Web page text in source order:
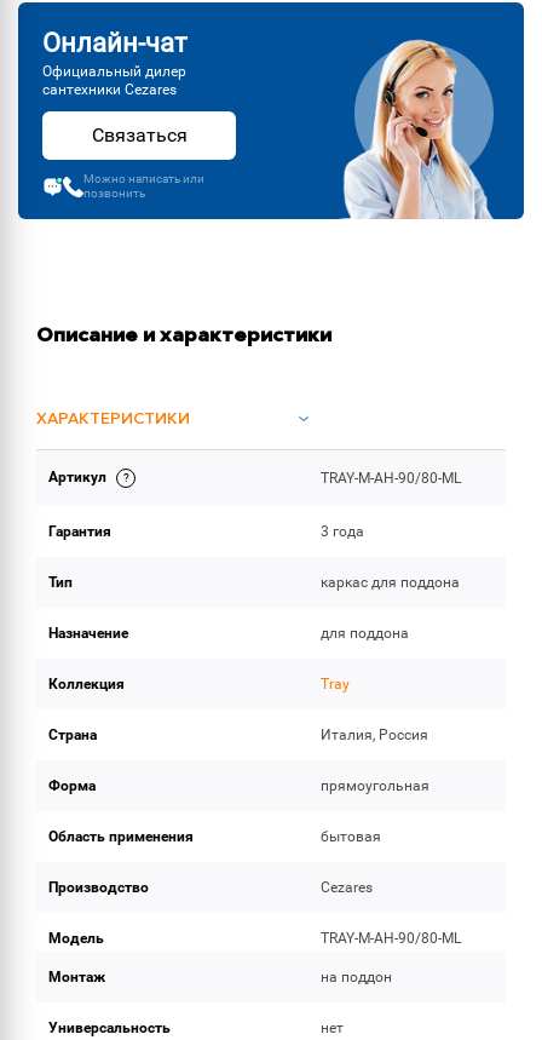
Онлайн-чат
Официальный дилер
сантехники Cezares
Связаться
Можно написать или
позвонить
Описание и характеристики
ХАРАКТЕРИСТИКИ
ОБЪЕМ ПОСТАВКИ
Артикул TRAY-M-AH-90/80-ML
Гарантия 3 года
Тип каркас для поддона
Назначение для поддона
Коллекция Tray
Страна Италия, Россия
Форма прямоугольная
Область применения бытовая
Производство Cezares
Модель TRAY-M-AH-90/80-ML
Монтаж на поддон
Универсальность нет